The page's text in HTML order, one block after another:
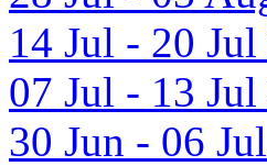
14 Jul - 20 Jul
07 Jul - 13 Jul
30 Jun - 06